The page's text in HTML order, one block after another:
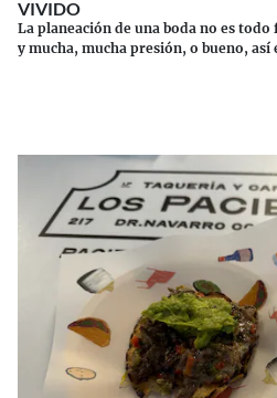
VIVIDO
La planeación de una boda no es todo
y mucha, mucha presión, o bueno,